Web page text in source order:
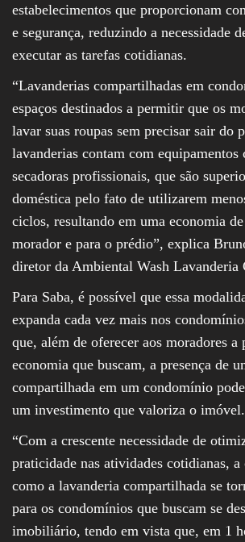
estabelecimentos que proporcionam
e segurança, reduzindo a necessidade
executar as tarefas cotidianas.
“Lavanderias compartilhadas em
espaços destinados a permitir que os
lavar suas roupas sem precisar sair do
lavanderias contam com equipamentos
secadoras profissionais, que são
doméstica pelo fato de utilizarem
ciclos, resultando em uma economia
morador e para o prédio”, explica
diretor da Ambiental Wash Lavanderia
Para Saba, é possível que essa
expanda cada vez mais nos
que, além de oferecer aos moradores a
economia que buscam, a presença de
compartilhada em um condomínio
um investimento que valoriza o imóvel.
“Com a crescente necessidade de
praticidade nas atividades cotidianas,
como a lavanderia compartilhada se
para os condomínios que buscam se
imobiliário, tendo em vista que, em 1